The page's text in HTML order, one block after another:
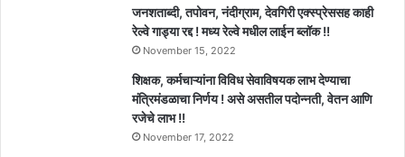
जनशताब्दी, तपोवन, नंदीग्राम, देवगिरी एक्स्प्रेससह काही
रेल्वे गाड्या रद्द ! मध्य रेल्वे मधील लाईन ब्लॉक !!
November 15, 2022
शिक्षक, कर्मचाऱ्यांना विविध सेवाविषयक लाभ देण्याचा
मंत्रिमंडळाचा निर्णय ! असे असतील पदोन्नती, वेतन आणि
रजेचे लाभ !!
November 17, 2022